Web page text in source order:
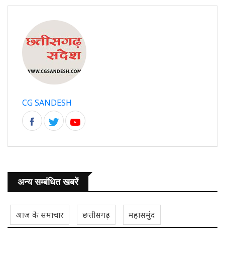
CG SANDESH
अन्य सम्बंधित खबरें
आज के समाचार छत्तीसगढ़ महासमुंद